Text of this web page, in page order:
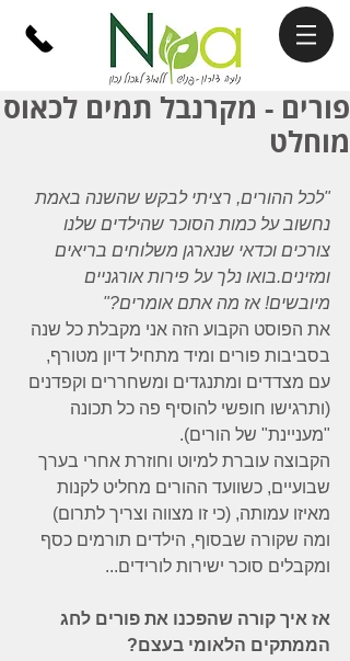
פורים - מקרנבל תמים לכאוס
מוחלט
"לכל ההורים, רציתי לבקש שהשנה באמת
נחשוב על כמות הסוכר שהילדים שלנו
צורכים וכדאי שנארגן משלוחים בריאים
ומזינים.בואו נלך על פירות אורגניים
מיובשים! אז מה אתם אומרים?"
את הפוסט הקבוע הזה אני מקבלת כל שנה
בסביבות פורים ומיד מתחיל דיון מטורף,
עם מצדדים ומתנגדים ומשחררים וקפדנים
(ותרגישו חופשי להוסיף פה כל תכונה
"מעניינת" של הורים).
הקבוצה עוברת למיוט וחוזרת אחרי בערך
שבועיים, כשוועד ההורים מחליט לקנות
מאיזו עמותה, (כי זו מצווה וצריך לתרום)
ומה שקורה שבסוף, הילדים תורמים כסף
ומקבלים סוכר ישירות לורידים...
אז איך קורה שהפכנו את פורים לחג
הממתקים הלאומי בעצם?